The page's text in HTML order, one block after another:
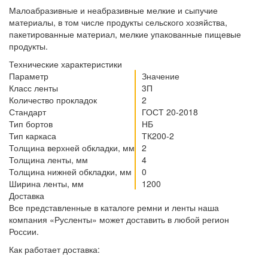
Малоабразивные и неабразивные мелкие и сыпучие
материалы, в том числе продукты сельского хозяйства,
пакетированные материал, мелкие упакованные пищевые
продукты.
Технические характеристики
Параметр
Значение
Класс ленты
3П
Количество прокладок
2
Стандарт
ГОСТ 20-2018
Тип бортов
НБ
Тип каркаса
ТК200-2
Толщина верхней обкладки, мм
2
Толщина ленты, мм
4
Толщина нижней обкладки, мм
0
Ширина ленты, мм
1200
Доставка
Все представленные в каталоге ремни и ленты наша
компания «Русленты» может доставить в любой регион
России.
Как работает доставка: